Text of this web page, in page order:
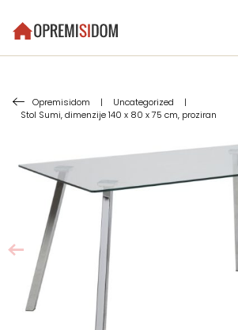
Opremisidom | Uncategorized
|
Stol Sumi, dimenzije 140 x 80 x 75 cm, proziran